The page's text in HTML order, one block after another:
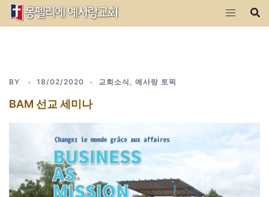
Skip
BY 18/02/2020 교회소식 , 예사랑 토픽
BAM 선교 세미나